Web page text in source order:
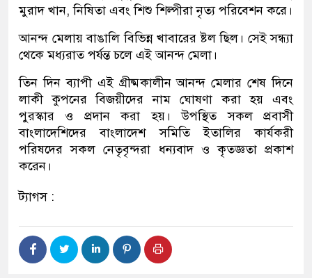
মুরাদ খান, নিষিতা এবং শিশু শিল্পীরা নৃত্য পরিবেশন করে।
আনন্দ মেলায় বাঙালি বিভিন্ন খাবারের ষ্টল ছিল। সেই সন্ধ্যা
থেকে মধ্যরাত পর্যন্ত চলে এই আনন্দ মেলা।
তিন দিন ব্যাপী এই গ্রীষ্মকালীন আনন্দ মেলার শেষ দিনে
লাকী কুপনের বিজয়ীদের নাম ঘোষণা করা হয় এবং
পুরস্কার ও প্রদান করা হয়। উপস্থিত সকল প্রবাসী
বাংলাদেশিদের বাংলাদেশ সমিতি ইতালির কার্যকরী
পরিষদের সকল নেতৃবৃন্দরা ধন্যবাদ ও কৃতজ্ঞতা প্রকাশ
করেন।
ট্যাগস :